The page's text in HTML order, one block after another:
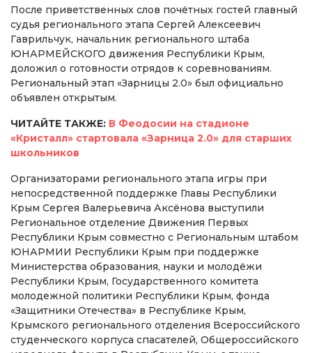
После приветственных слов почётных гостей главный
судья регионального этапа Сергей Алексеевич
Гаврильчук, начальник регионального штаба
ЮНАРМЕЙСКОГО движения Республики Крым,
доложил о готовности отрядов к соревнованиям.
Региональный этап «Зарницы 2.0» был официально
объявлен открытым.
ЧИТАЙТЕ ТАКЖЕ: В Феодосии на стадионе
«Кристалл» стартовала «Зарница 2.0» для старших
школьников
Организаторами регионального этапа игры при
непосредственной поддержке Главы Республики
Крым Сергея Валерьевича Аксёнова выступили
Региональное отделение Движения Первых
Республики Крым совместно с Региональным штабом
ЮНАРМИИ Республики Крым при поддержке
Министерства образования, науки и молодёжи
Республики Крым, Государственного комитета
молодежной политики Республики Крым, фонда
«Защитники Отечества» в Республике Крым,
Крымского регионального отделения Всероссийского
студенческого корпуса спасателей, Общероссийского